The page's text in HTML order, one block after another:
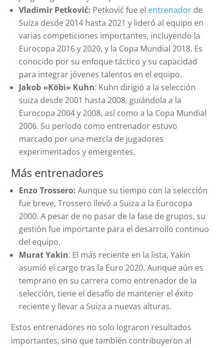
Vladimir Petković: Petković fue el entrenador de
Suiza desde 2014 hasta 2021 y lideró al equipo en
varias competiciones importantes, incluyendo la
Eurocopa 2016 y 2020, y la Copa Mundial 2018. Es
conocido por su enfoque táctico y su capacidad
para integrar jóvenes talentos en el equipo.
Jakob «Köbi» Kuhn: Kuhn dirigió a la selección
suiza desde 2001 hasta 2008, guiándola a la
Eurocopa 2004 y 2008, así como a la Copa Mundial
2006. Su período como entrenador estuvo
marcado por una mezcla de jugadores
experimentados y emergentes.
Más entrenadores
Enzo Trossero: Aunque su tiempo con la selección
fue breve, Trossero llevó a Suiza a la Eurocopa
2000. A pesar de no pasar de la fase de grupos, su
gestión fue importante para el desarrollo continuo
del equipo.
Murat Yakin: El más reciente en la lista, Yakin
asumió el cargo tras la Euro 2020. Aunque aún es
temprano en su carrera como entrenador de la
selección, tiene el desafío de mantener el éxito
reciente y llevar a Suiza a nuevas alturas.
Estos entrenadores no solo lograron resultados
importantes, sino que también contribuyeron al